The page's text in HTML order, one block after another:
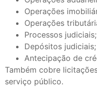
Operações
Operações
Processos judiciais;
Depósitos judiciais;
Antecipação de
Também cobre
serviço público.